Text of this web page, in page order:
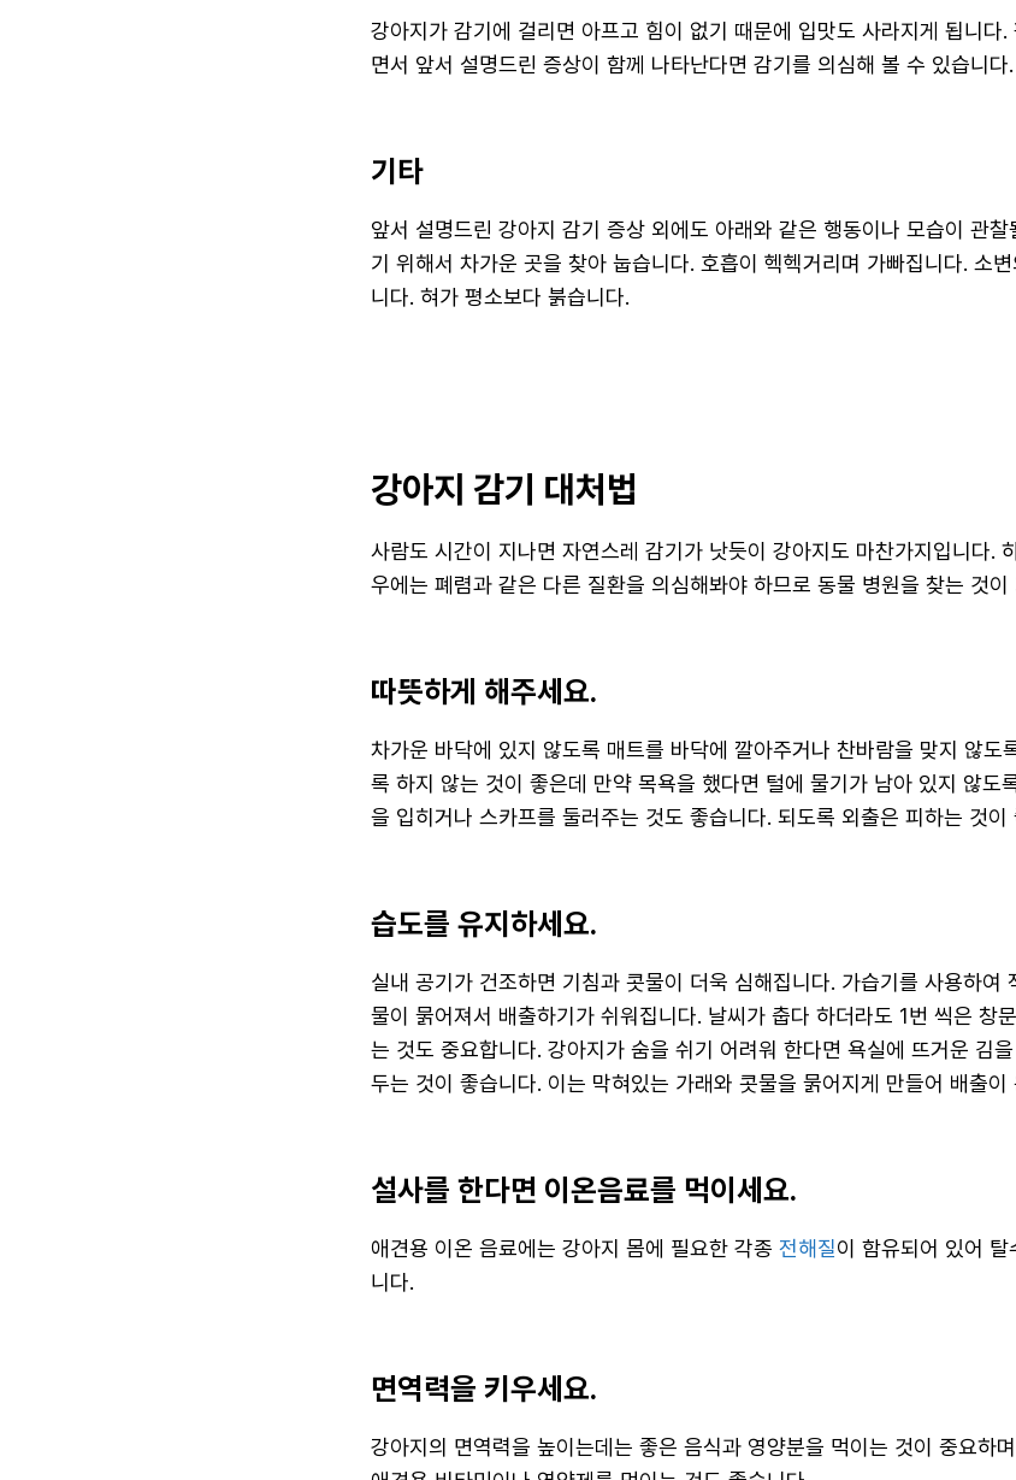
강아지가 감기에 걸리면 아프고 힘이 없기 때문에 입맛도 사라지게 됩니다
면서 앞서 설명드린 증상이 함께 나타난다면 감기를 의심해 볼 수 있습니다.
기타
앞서 설명드린 강아지 감기 증상 외에도 아래와 같은 행동이나 모습이 관
기 위해서 차가운 곳을 찾아 눕습니다. 호흡이 헥헥거리며 가빠집니다. 소
니다. 혀가 평소보다 붉습니다.
강아지 감기 대처법
사람도 시간이 지나면 자연스레 감기가 낫듯이 강아지도 마찬가지입니다.
우에는 폐렴과 같은 다른 질환을 의심해봐야 하므로 동물 병원을 찾는 것이
따뜻하게 해주세요.
차가운 바닥에 있지 않도록 매트를 바닥에 깔아주거나 찬바람을 맞지 않도
록 하지 않는 것이 좋은데 만약 목욕을 했다면 털에 물기가 남아 있지 않도
을 입히거나 스카프를 둘러주는 것도 좋습니다. 되도록 외출은 피하는 것이
습도를 유지하세요.
실내 공기가 건조하면 기침과 콧물이 더욱 심해집니다. 가습기를 사용하여
물이 묽어져서 배출하기가 쉬워집니다. 날씨가 춥다 하더라도 1번 씩은 창
는 것도 중요합니다. 강아지가 숨을 쉬기 어려워 한다면 욕실에 뜨거운 김
두는 것이 좋습니다. 이는 막혀있는 가래와 콧물을 묽어지게 만들어 배출이
설사를 한다면 이온음료를 먹이세요.
애견용 이온 음료에는 강아지 몸에 필요한 각종 전해질이 함유되어 있어 탈
니다.
면역력을 키우세요.
강아지의 면역력을 높이는데는 좋은 음식과 영양분을 먹이는 것이 중요하